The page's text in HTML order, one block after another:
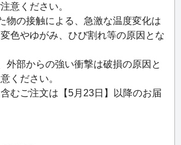
す。ご自身でメンテナンスを行いなが
、つやを保つことができます。
意ください。
物の接触による、急激な温度変化は
色やゆがみ、ひび割れ等の原因とな
外部からの強い衝撃は破損の原因と
ください。
むご注文は【5月23日】以降のお届